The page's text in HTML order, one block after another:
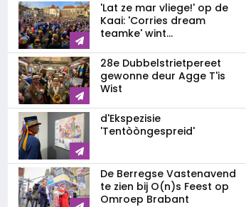
'Lat ze mar vliege!' op de
Kaai: 'Corries dream
teamke' wint...
28e Dubbelstrietpereet
gewonne deur Agge T'is
Wist
d'Ekspezisie
'Tentòòngespreid'
De Berregse Vastenavend
te zien bij O(n)s Feest op
Omroep Brabant